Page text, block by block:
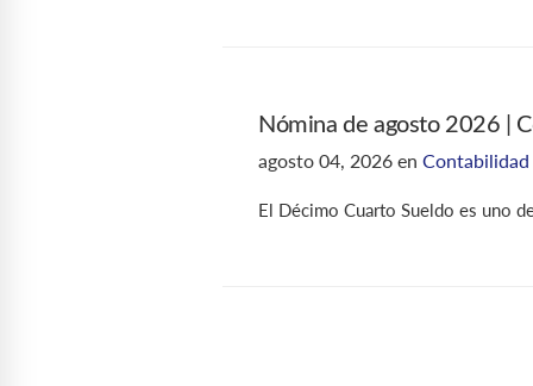
Nómina de agosto 2026 |
agosto 04, 2026 en Contabilidad
El Décimo Cuarto Sueldo es uno